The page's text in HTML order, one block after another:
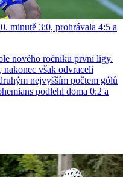
minutě 3:0, prohrávala 4:5 a
nového ročníku první ligy.
však odvraceli
nejvyšším počtem gólů
podlehl doma 0:2 a